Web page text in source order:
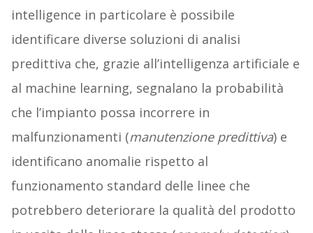
intelligence in particolare è possibile
identificare diverse soluzioni di analisi
predittiva che, grazie all’intelligenza artificiale e
al machine learning, segnalano la probabilità
che l’impianto possa incorrere in
malfunzionamenti (manutenzione predittiva) e
identificano anomalie rispetto al
funzionamento standard delle linee che
potrebbero deteriorare la qualità del prodotto